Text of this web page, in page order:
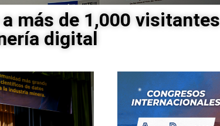
más de 1,000 visitantes
digital